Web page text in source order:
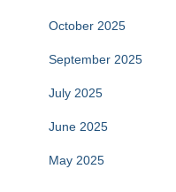
October 2025
September 2025
July 2025
June 2025
May 2025